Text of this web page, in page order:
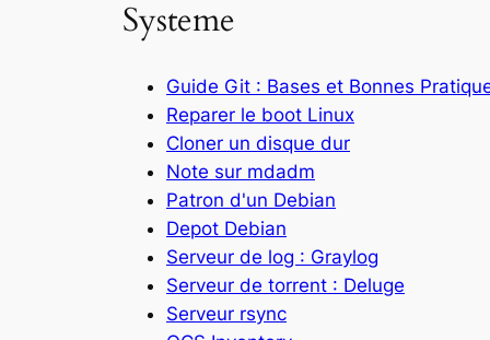
Systeme
Guide Git : Bases et Bonnes
Reparer le boot Linux
Cloner un disque dur
Note sur mdadm
Patron d'un Debian
Depot Debian
Serveur de log : Graylog
Serveur de torrent : Deluge
Serveur rsync